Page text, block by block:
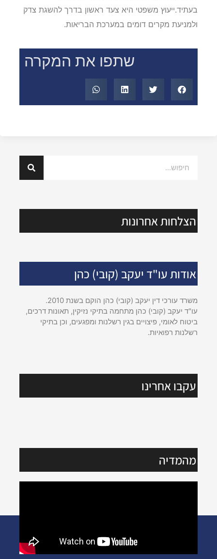
בעתיד.ייעוץ משפטי היא צעד ראשון בדרך להשגת צדק
ולמניעת מקרים דומים במערכת הבריאות.
שתפו את המקרה
הצלחות אחרונות
אודות עו"ד יעקב (קובי) כהן
משרד עורכי דין יעקב (קובי) כהן הוקם בשנת 2010.
עו"ד יעקב (קובי) כהן מתחמה בתיקי נזיקין, תאונות דרכים,
ביטוח לאומי, פיצויים בגין רשלנות ומפגעים, וכן בתיקי
רשלנות רפואיות.
עקבו אחרינו
מהמדיה